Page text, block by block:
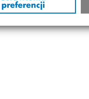
preferencji